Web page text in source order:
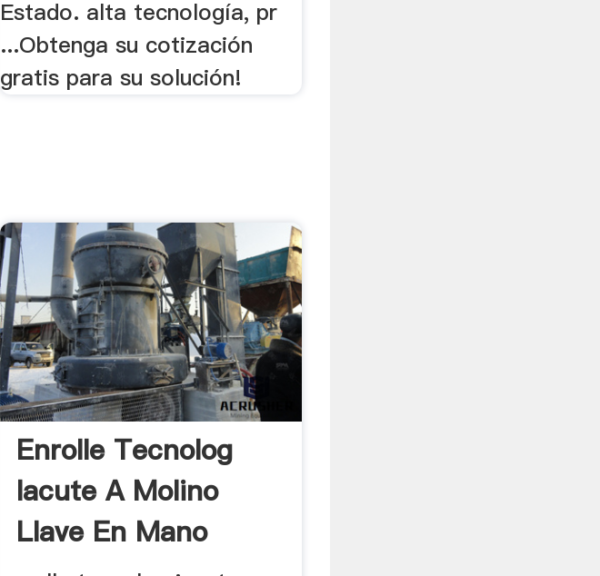
Estado. alta tecnología, pr
...Obtenga su cotización
gratis para su solución!
Enrolle Tecnolog
Iacute A Molino
Llave En Mano